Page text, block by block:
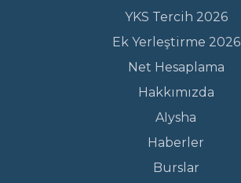
YKS Tercih 2026
Ek Yerleştirme 2026
Net Hesaplama
Hakkımızda
AIysha
Haberler
Burslar